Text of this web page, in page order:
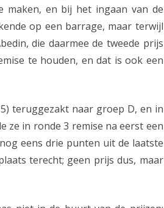
maken, en bij het ingaan van de
op een barrage, maar terwijl
die daarmee de tweede prijs
te houden, en dat is ook een
teruggezakt naar groep D, en in
ze in ronde 3 remise na eerst een
eens drie punten uit de laatste
terecht; geen prijs dus, maar